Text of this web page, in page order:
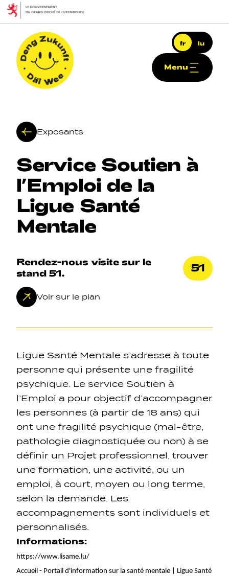
Aller au contenu principal
fr lu
Menu
Navigation principale
Navigation secondarie
Réseaux sociaux
Navigation pied de page
Gérer les cookies
Exposants
Service Soutien à
l’Emploi de la
Ligue Santé
Mentale
51
Rendez-nous visite sur le
stand 51.
Voir sur le plan
Ligue Santé Mentale s’adresse à toute
personne qui présente une fragilité
psychique. Le service Soutien à
l’Emploi a pour objectif d’accompagner
les personnes (à partir de 18 ans) qui
ont une fragilité psychique (mal-être,
pathologie diagnostiquée ou non) à se
définir un Projet professionnel, trouver
une formation, une activité, ou un
emploi, à court, moyen ou long terme,
selon la demande. Les
accompagnements sont individuels et
personnalisés.
Informations:
https://www.lisame.lu/
Accueil - Portail d'information sur la santé mentale | Ligue Santé